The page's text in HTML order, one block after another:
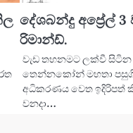
දේශබන්දු අප්‍රේල් 3
රිමාන්ඩ්.
වැඩ තහනමට ලක්වී
තෙන්නකෝන් මහතා
අධිකරණය වෙත ඉදිරිපත්
වනදා…